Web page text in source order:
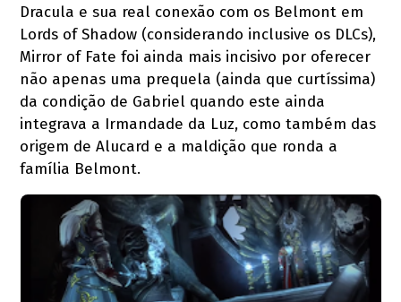
Dracula e sua real conexão com os Belmont em
Lords of Shadow (considerando inclusive os DLCs),
Mirror of Fate foi ainda mais incisivo por oferecer
não apenas uma prequela (ainda que curtíssima)
da condição de Gabriel quando este ainda
integrava a Irmandade da Luz, como também das
origem de Alucard e a maldição que ronda a
família Belmont.